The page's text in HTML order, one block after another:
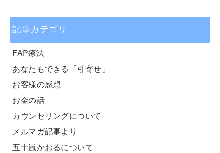
記事カテゴリ
FAP療法
あなたもできる「引寄せ」
お客様の感想
お金の話
カウンセリングについて
メルマガ記事より
五十嵐かおるについて